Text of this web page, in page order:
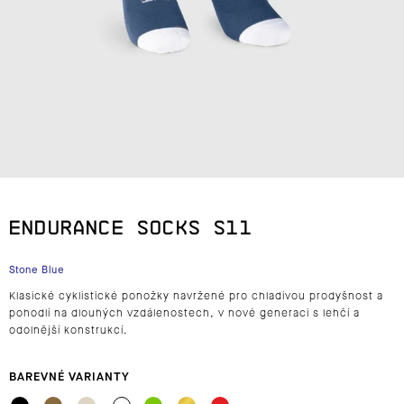
ENDURANCE SOCKS S11
Stone Blue
Klasické cyklistické ponožky navržené pro chladivou prodyšnost a
pohodlí na dlouhých vzdálenostech, v nové generaci s lehčí a
odolnější konstrukcí.
J
Í
T